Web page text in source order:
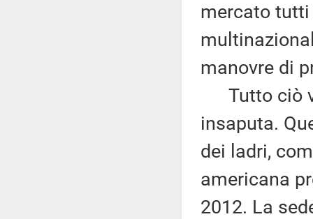
mercato
manovre di
Tutto ciò
insaputa.
dei ladri,
americana
2012. La